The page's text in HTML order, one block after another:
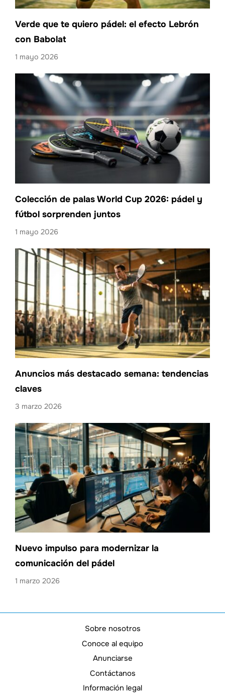
Verde que te quiero pádel: el efecto Lebrón
con Babolat
1 mayo 2026
Colección de palas World Cup 2026: pádel y
fútbol sorprenden juntos
1 mayo 2026
Anuncios más destacado semana: tendencias
claves
3 marzo 2026
Nuevo impulso para modernizar la
comunicación del pádel
1 marzo 2026
Sobre nosotros
Conoce al equipo
Anunciarse
Contáctanos
Información legal